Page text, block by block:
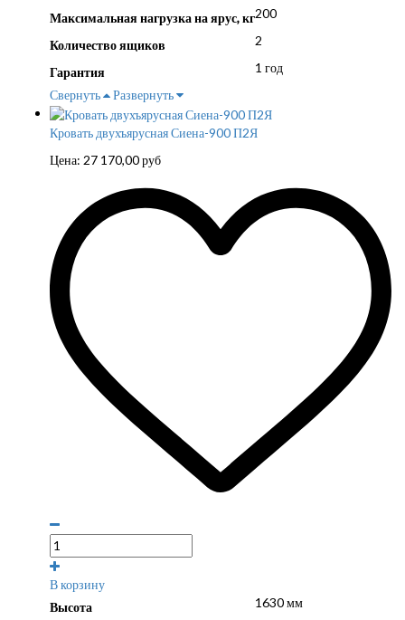
Максимальная нагрузка на ярус, кг200
Количество ящиков 2
Гарантия
1 год
Свернуть
Развернуть
Кровать двухъярусная Сиена-900 П2Я
Цена: 27 170,00руб
В корзину
Высота
1630 мм